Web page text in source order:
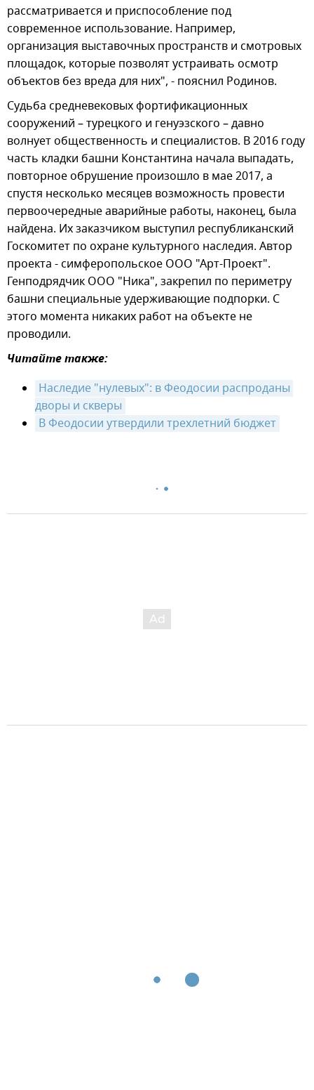
рассматривается и приспособление под
современное использование. Например,
организация выставочных пространств и смотровых
площадок, которые позволят устраивать осмотр
объектов без вреда для них", - пояснил Родинов.
Судьба средневековых фортификационных
сооружений – турецкого и генуэзского – давно
волнует общественность и специалистов. В 2016 году
часть кладки башни Константина начала выпадать,
повторное обрушение произошло в мае 2017, а
спустя несколько месяцев возможность провести
первоочередные аварийные работы, наконец, была
найдена. Их заказчиком выступил республиканский
Госкомитет по охране культурного наследия. Автор
проекта - симферопольское ООО "Арт-Проект".
Генподрядчик ООО "Ника", закрепил по периметру
башни специальные удерживающие подпорки. С
этого момента никаких работ на объекте не
проводили.
Читайте также:
Наследие "нулевых": в Феодосии распроданы
дворы и скверы
В Феодосии утвердили трехлетний бюджет